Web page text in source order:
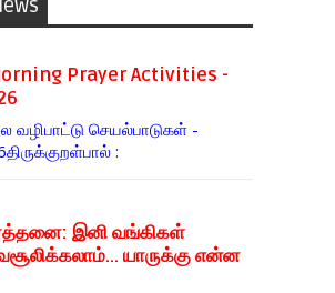
Prayer Activities -
வழிபாட்டு செயல்பாடுகள் -
:
இனி வங்கிகள்
யாருக்கு என்ன